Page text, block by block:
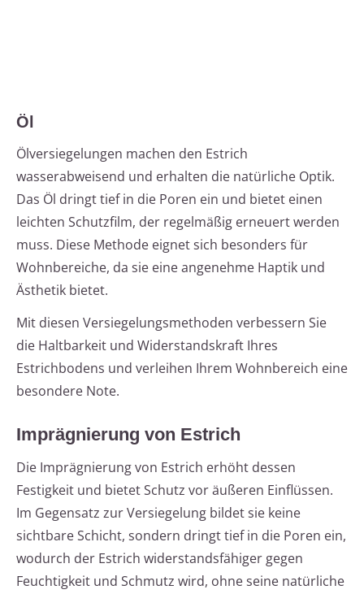
Öl
Ölversiegelungen machen den Estrich
wasserabweisend und erhalten die natürliche Optik.
Das Öl dringt tief in die Poren ein und bietet einen
leichten Schutzfilm, der regelmäßig erneuert werden
muss. Diese Methode eignet sich besonders für
Wohnbereiche, da sie eine angenehme Haptik und
Ästhetik bietet.
Mit diesen Versiegelungsmethoden verbessern Sie
die Haltbarkeit und Widerstandskraft Ihres
Estrichbodens und verleihen Ihrem Wohnbereich eine
besondere Note.
Imprägnierung von Estrich
Die Imprägnierung von Estrich erhöht dessen
Festigkeit und bietet Schutz vor äußeren Einflüssen.
Im Gegensatz zur Versiegelung bildet sie keine
sichtbare Schicht, sondern dringt tief in die Poren ein,
wodurch der Estrich widerstandsfähiger gegen
Feuchtigkeit und Schmutz wird, ohne seine natürliche